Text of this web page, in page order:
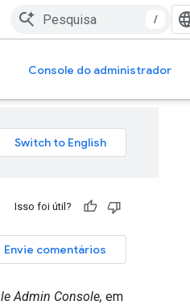
/
Console do administrador
Isso foi útil?
Envie comentários
Admin Console, em